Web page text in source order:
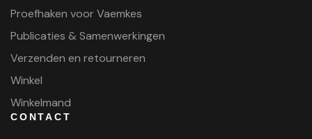
Proefhaken voor Vaemkes
Publicaties & Samenwerkingen
Verzenden en retourneren
Winkel
Winkelmand
CONTACT